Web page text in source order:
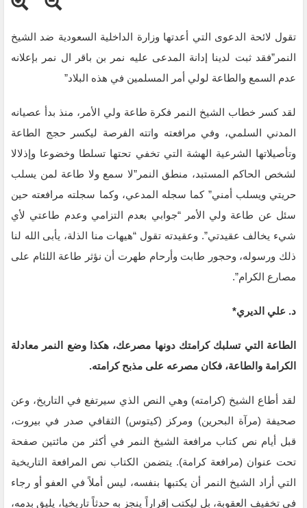
تقول لائحة الدعوى التي أعدتها وزارة الداخلية السعودية ضد الشيخ
النمر”فقد ثبت لدينا إدانة المدعى عليه نمر بن باقر ال نمر بإعلانه
عدم السمع والطاعة لولي أمر المسلمين في هذه البلاد”
لقد كسر خطاب الشيخ النمر فكرة طاعة ولي الأمر، منذ بدأ عصيانه
المدني السلمي، وفي مرافعته واتته الفرصة ليكسر حجج الطاعة
وتأصيلاتها الشرعية الهشة التي تخفي تحتها تسلطا وخضوعا وإذلالا
لشخص الحاكم المستبد، منطق النمر”لا سمع ولا طاعة لمن يسلب
حريتي ويسلب أمني” كما سجله المدعي، وكما سجلته مرافعته حين
سئل عن طاعة ولي الأمر “جوابي بعدم التزامي وعدم طاعتي لأي
شيء يخالف عقيدتي”. وعقيدته تقول “هيهات منا الذلة، يأبى الله لنا
ذلك ورسوله، وحجور طابت وأرحام طهرت أن نؤثر طاعة اللئام على
مصارع الكرام”.
د. علي الديري*
الطاعة التي تسلبك كرامتك دونها مصرعك، هكذا وضع النمر معادلة
الكرامة والطاعة، فكان مصرعه على مذبح كرامته.
لقد أطاع الشيخ (كرامته) وهي النص الذي سيرتفع في التاريخ، وعن
صحيفة (مرآة البحرين) ومركز (كيتوس) الثقافي صدر في بيروت،
قبل أيام نص كتاب مرافعة الشيخ النمر في أكثر من مائتين صفحة
تحت عنوان (مرافعة كرامة). يتضمن الكتاب نص المرافعة التاريخية
التي أراد الشيخ النمر أن يكتبها بنفسه، ليس أملاً في العفو أو رجاء
في تخفيف العقوبة، بل ليكتب إقراراً ينجز به حدثاً تاريخيا، يليق بدمه،